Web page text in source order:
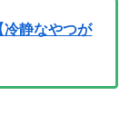
冷静なやつが